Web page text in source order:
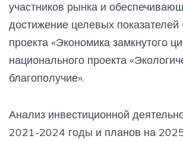
участников рынка и
достижение целевых
проекта «Экономика замкнутого
национального проекта
благополучие».
Анализ инвестиционной
2021-2024 годы и планов на